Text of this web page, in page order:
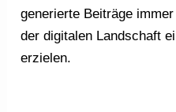
generierte Beiträge
der digitalen Landschaft
erzielen.